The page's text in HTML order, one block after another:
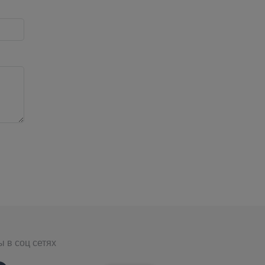
в соц сетях